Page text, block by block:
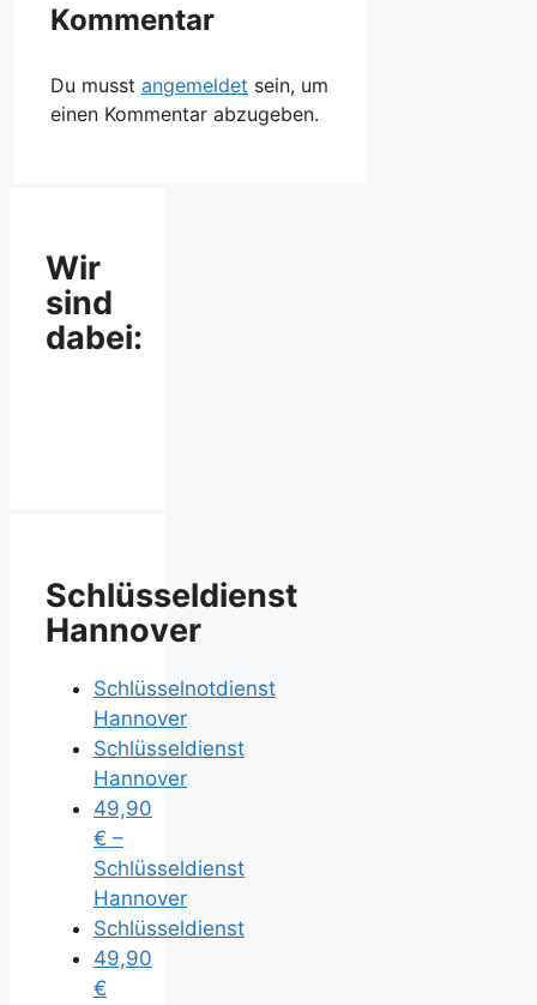
Kommentar
Du musst angemeldet sein, um
einen Kommentar abzugeben.
Wir
sind
dabei:
Schlüsseldienst
Hannover
Schlüsselnotdienst
Hannover
Schlüsseldienst
Hannover
49,90
€ –
Schlüsseldienst
Hannover
Schlüsseldienst
49,90
€